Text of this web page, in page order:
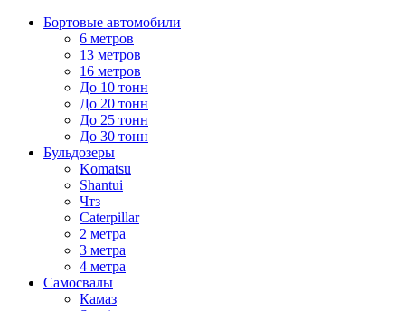
Бортовые автомобили
6 метров
13 метров
16 метров
До 10 тонн
До 20 тонн
До 25 тонн
До 30 тонн
Бульдозеры
Komatsu
Shantui
Чтз
Caterpillar
2 метра
3 метра
4 метра
Самосвалы
Камаз